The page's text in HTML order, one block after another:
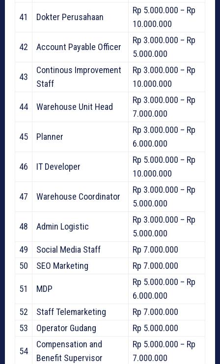
41 Dokter Perusahaan
Rp 5.000.000 – Rp
10.000.000
42 Account Payable Officer
Rp 3.000.000 – Rp
5.000.000
43
Continous Improvement
Staff
Rp 3.000.000 – Rp
10.000.000
44 Warehouse Unit Head
Rp 3.000.000 – Rp
7.000.000
45 Planner
Rp 3.000.000 – Rp
6.000.000
46 IT Developer
Rp 5.000.000 – Rp
10.000.000
47 Warehouse Coordinator
Rp 3.000.000 – Rp
5.000.000
48 Admin Logistic
Rp 3.000.000 – Rp
5.000.000
49
Social Media Staff
Rp 7.000.000
50
SEO Marketing Rp 7.000.000
51 MDP
Rp 5.000.000 – Rp
6.000.000
52
Staff Telemarketing
Rp 7.000.000
53
Operator Gudang Rp 5.000.000
54
Compensation and
Benefit Supervisor
Rp 5.000.000 – Rp
7.000.000